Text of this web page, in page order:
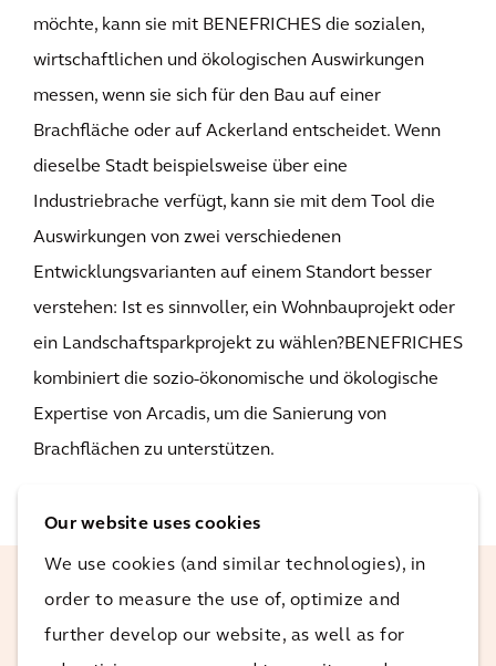
Our website uses cookies
We use cookies (and similar technologies), in
order to measure the use of, optimize and
further develop our website, as well as for
möchte, kann sie mit BENEFRICHES die sozialen,
wirtschaftlichen und ökologischen Auswirkungen
messen, wenn sie sich für den Bau auf einer
Brachfläche oder auf Ackerland entscheidet. Wenn
dieselbe Stadt beispielsweise über eine
Industriebrache verfügt, kann sie mit dem Tool die
Auswirkungen von zwei verschiedenen
Entwicklungsvarianten auf einem Standort besser
verstehen: Ist es sinnvoller, ein Wohnbauprojekt oder
ein Landschaftsparkprojekt zu wählen?BENEFRICHES
kombiniert die sozio-ökonomische und ökologische
Expertise von Arcadis, um die Sanierung von
Brachflächen zu unterstützen.